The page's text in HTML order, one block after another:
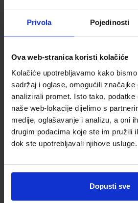
Privola Pojedinosti
Ova web-stranica koristi kolačiće
Kolačiće upotrebljavamo kako
sadržaj i oglase, omogućili značajke
analizirali promet. Isto tako, podatke
naše web-lokacije dijelimo s
medije, oglašavanje i analizu, a oni
drugim podacima koje ste im pružili
dok ste upotrebljavali njihove usluge.
Dopusti sve
Školski razred
06
Vrsta školske knjige
Reg br min
6627
Newsletter